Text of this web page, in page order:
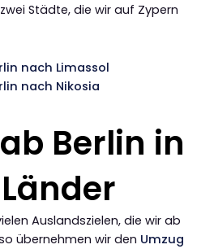
Städte, die wir auf Zypern
nach Limassol
nach Nikosia
Berlin in
Auslandszielen, die wir ab
übernehmen wir den Umzug